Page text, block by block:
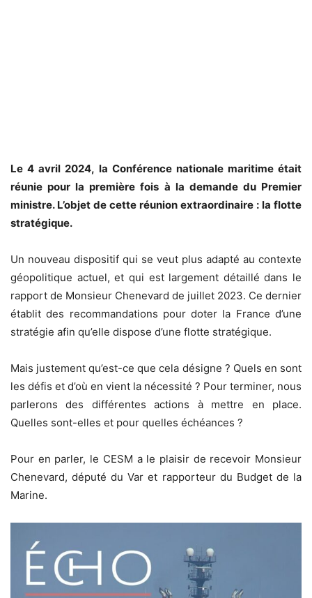
Le 4 avril 2024, la Conférence nationale maritime était
réunie pour la première fois à la demande du Premier
ministre. L’objet de cette réunion extraordinaire : la flotte
stratégique.
Un nouveau dispositif qui se veut plus adapté au contexte
géopolitique actuel, et qui est largement détaillé dans le
rapport de Monsieur Chenevard de juillet 2023. Ce dernier
établit des recommandations pour doter la France d’une
stratégie afin qu’elle dispose d’une flotte stratégique.
Mais justement qu’est-ce que cela désigne ? Quels en sont
les défis et d’où en vient la nécessité ? Pour terminer, nous
parlerons des différentes actions à mettre en place.
Quelles sont-elles et pour quelles échéances ?
Pour en parler, le CESM a le plaisir de recevoir Monsieur
Chenevard, député du Var et rapporteur du Budget de la
Marine.